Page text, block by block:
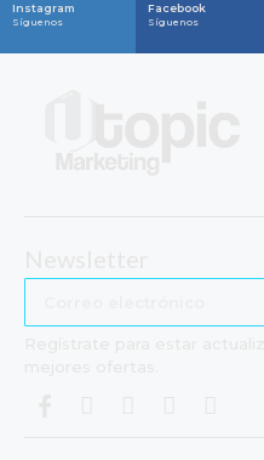
Instagram
Síguenos
Facebook
Síguenos